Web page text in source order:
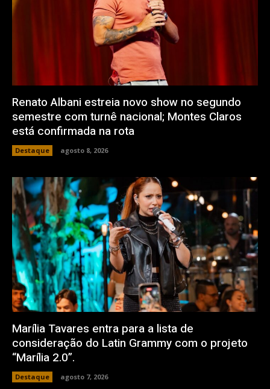
Renato Albani estreia novo show no segundo
semestre com turnê nacional; Montes Claros
está confirmada na rota
Destaque agosto 8, 2026
Marília Tavares entra para a lista de
consideração do Latin Grammy com o projeto
“Marília 2.0”.
Destaque agosto 7, 2026